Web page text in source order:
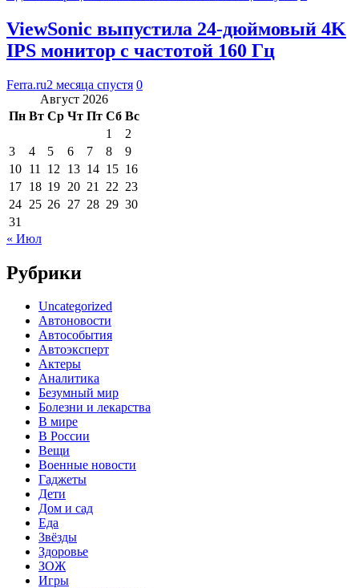
ViewSonic выпустила 24-дюймовый 4K
IPS монитор с частотой 160 Гц
Ferra.ru2 месяца спустя 0
Август 2026
Пн Вт Ср Чт Пт Сб Вс
1
2
3
4 5 6 7 8
9
10 11 12 13 14 15 16
17 18 19 20 21 22 23
24 25 26 27 28 29 30
31
« Июл
Рубрики
Uncategorized
Автоновости
Автособытия
Автоэксперт
Актеры
Аналитика
Безумный мир
Болезни и лекарства
В мире
В России
Вещи
Военные новости
Гаджеты
Дети
Дом и сад
Еда
Звёзды
Здоровье
ЗОЖ
Игры